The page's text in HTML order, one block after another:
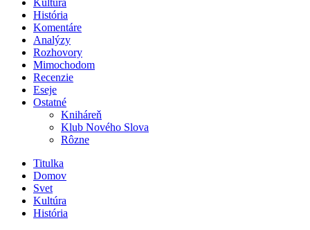
Kultúra
História
Komentáre
Analýzy
Rozhovory
Mimochodom
Recenzie
Eseje
Ostatné
Kniháreň
Klub Nového Slova
Rôzne
Titulka
Domov
Svet
Kultúra
História